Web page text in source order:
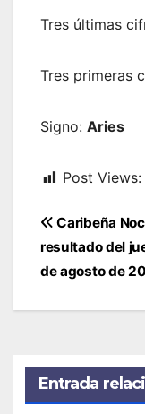
Tres últimas
Tres primeras
Signo: Aries
Post Views:
de
entradas
Caribeña
resultado del
de agosto de
Entrada